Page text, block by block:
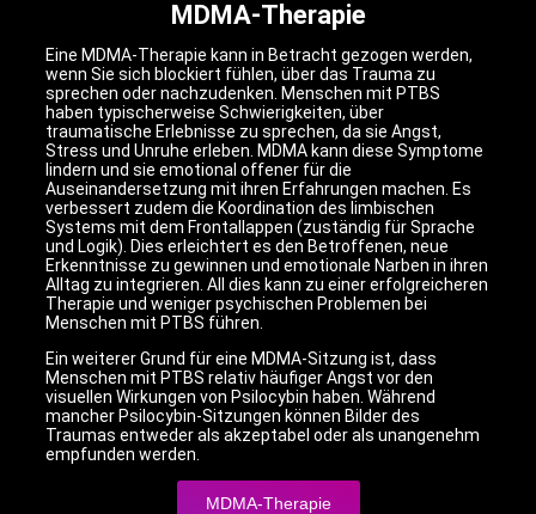
MDMA-Therapie
Eine MDMA-Therapie kann in Betracht gezogen werden,
wenn Sie sich blockiert fühlen, über das Trauma zu
sprechen oder nachzudenken. Menschen mit PTBS
haben typischerweise Schwierigkeiten, über
traumatische Erlebnisse zu sprechen, da sie Angst,
Stress und Unruhe erleben. MDMA kann diese Symptome
lindern und sie emotional offener für die
Auseinandersetzung mit ihren Erfahrungen machen. Es
verbessert zudem die Koordination des limbischen
Systems mit dem Frontallappen (zuständig für Sprache
und Logik). Dies erleichtert es den Betroffenen, neue
Erkenntnisse zu gewinnen und emotionale Narben in ihren
Alltag zu integrieren. All dies kann zu einer erfolgreicheren
Therapie und weniger psychischen Problemen bei
Menschen mit PTBS führen.
Ein weiterer Grund für eine MDMA-Sitzung ist, dass
Menschen mit PTBS relativ häufiger Angst vor den
visuellen Wirkungen von Psilocybin haben. Während
mancher Psilocybin-Sitzungen können Bilder des
Traumas entweder als akzeptabel oder als unangenehm
empfunden werden.
MDMA-Therapie